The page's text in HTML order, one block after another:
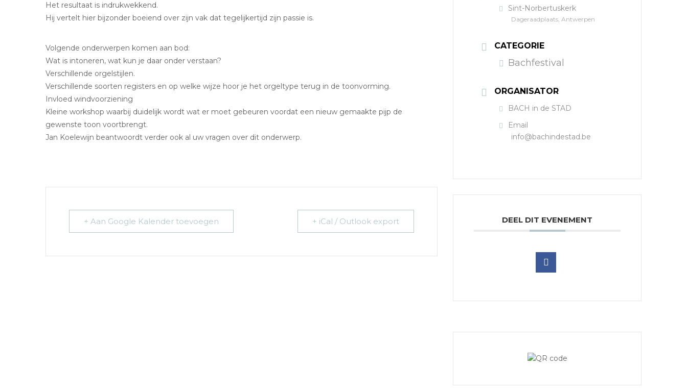
Het resultaat is indrukwekkend.
Hij vertelt hier bijzonder boeiend over zijn vak dat tegelijkertijd zijn passie is.
Volgende onderwerpen komen aan bod:
Wat is intoneren, wat kun je daar onder verstaan?
Verschillende orgelstijlen.
Verschillende soorten registers en op welke wijze hoor je het orgeltype terug in de toonvorming.
Invloed windvoorziening
Kleine workshop waarbij duidelijk wordt wat er moet gebeuren voordat een nieuw gemaakte pijp de
gewenste toon voortbrengt.
Jan Koelewijn beantwoordt verder ook al uw vragen over dit onderwerp.
+ Aan Google Kalender toevoegen + iCal / Outlook export
Sint-Norbertuskerk
Dageraadplaats, Antwerpen
CATEGORIE
Bachfestival
ORGANISATOR
BACH in de STAD
Email
info@bachindestad.be
DEEL DIT EVENEMENT